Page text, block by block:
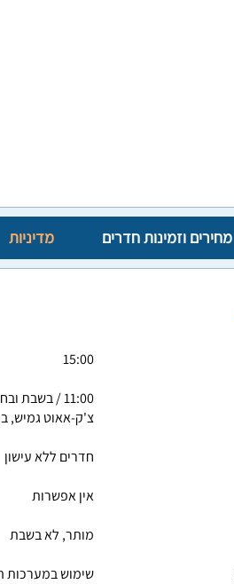
מחירים וזמינות חדרים מדיניות
15:00
11:00 / בשבת ובחג: במוצאי שבת
צ'ק-אאוט גמיש,
חדרים ללא עישון
אין אפשרות
מותר, לא בשבת
שימוש במערכות